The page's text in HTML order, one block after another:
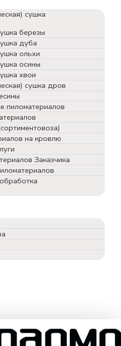
сушка
березы
дуба
ольхи
осины
хвои
сушка дров
пиломатериалов
на кровлю
Заказчика